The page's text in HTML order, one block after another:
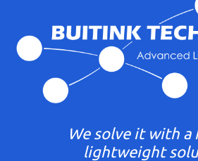
We solve it with
lightweight